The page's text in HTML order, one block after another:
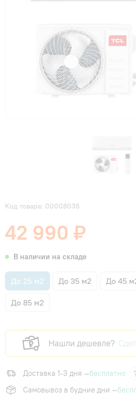
Код товара: 00008038
42 990 ₽
В наличии на складе
До 25 м2 До 35 м2 До 45
До 85 м2
Нашли дешевле?
Доставка 1-3 дня —бесплатно
Самовывоз в будние дни —